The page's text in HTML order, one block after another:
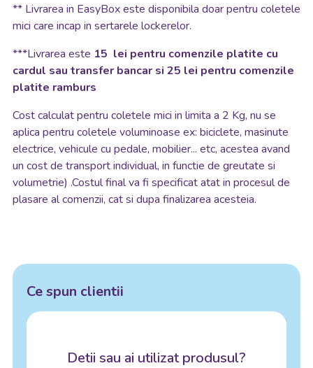
** Livrarea in EasyBox este disponibila doar pentru coletele
mici care incap in sertarele lockerelor.
***Livrarea este 15 lei pentru comenzile platite cu
cardul sau transfer bancar si 25 lei pentru comenzile
platite ramburs
Cost calculat pentru coletele mici in limita a 2 Kg, nu se
aplica pentru coletele voluminoase ex: biciclete, masinute
electrice, vehicule cu pedale, mobilier... etc, acestea avand
un cost de transport individual, in functie de greutate si
volumetrie) .Costul final va fi specificat atat in procesul de
plasare al comenzii, cat si dupa finalizarea acesteia.
Ce spun clientii
Detii sau ai utilizat produsul?